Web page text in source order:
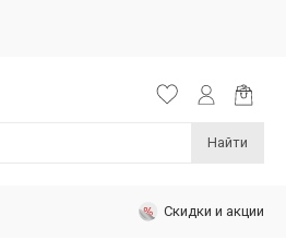
Найти
Скидки и акции